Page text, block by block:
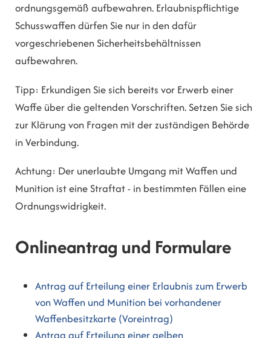
ordnungsgemäß aufbewahren. Erlaubnispflichtige
Schusswaffen dürfen Sie nur in den dafür
vorgeschriebenen Sicherheitsbehältnissen
aufbewahren.
Tipp: Erkundigen Sie sich bereits vor Erwerb einer
Waffe über die geltenden Vorschriften. Setzen Sie sich
zur Klärung von Fragen mit der zuständigen Behörde
in Verbindung.
Achtung: Der unerlaubte Umgang mit Waffen und
Munition ist eine Straftat - in bestimmten Fällen eine
Ordnungswidrigkeit.
Onlineantrag und Formulare
Antrag auf Erteilung einer Erlaubnis zum Erwerb
von Waffen und Munition bei vorhandener
Waffenbesitzkarte (Voreintrag)
Antrag auf Erteilung einer gelben